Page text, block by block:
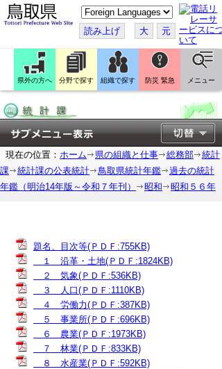
こ
の
ペ
ー
ジ
翻
訳
す
読み上げ 大 元
県外の方へ 分野で探す 組織で探す 防災 緊急 メニュー
現在の位置： ホーム 県の組織と仕事 総務部
統計
課
統計課の公表統計 鳥取県統計年鑑
過去の統計
年鑑（明治14年版～令和７年刊）
昭和 昭和５６年
題名、目次等(ＰＤＦ:755KB)
１ 沿革・土地(ＰＤＦ:1824KB)
２ 気象(ＰＤＦ:536KB)
３ 人口(ＰＤＦ:1110KB)
４ 労働力(ＰＤＦ:387KB)
５ 事業所(ＰＤＦ:696KB)
６ 農業(ＰＤＦ:1973KB)
７ 林業(ＰＤＦ:833KB)
８ 水産業(ＰＤＦ:592KB)